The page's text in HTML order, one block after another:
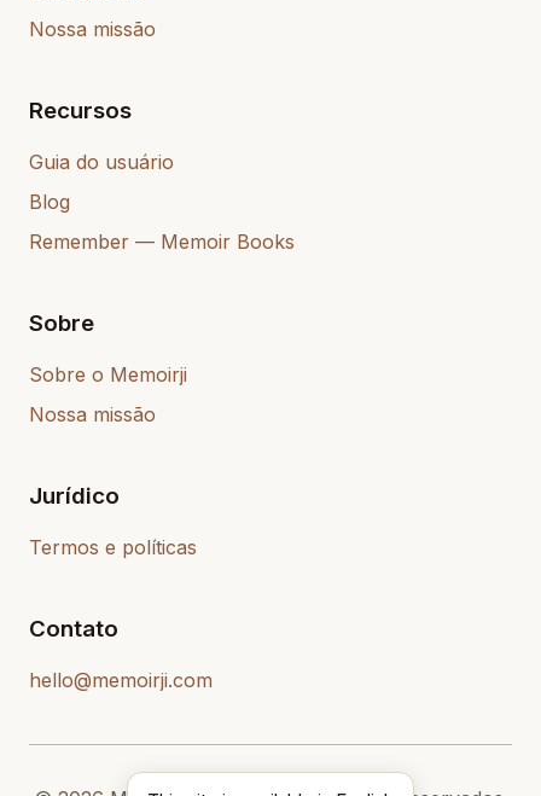
Nossa missão
Recursos
Guia do usuário
Blog
Remember — Memoir Books
Sobre
Sobre o Memoirji
Nossa missão
Jurídico
Termos e políticas
Contato
hello@memoirji.com